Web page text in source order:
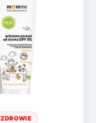
ZDROWIE